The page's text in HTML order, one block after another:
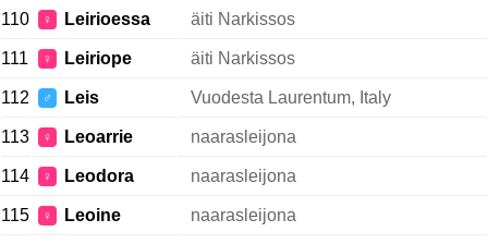
110 ♀ Leirioessa äiti Narkissos
111 ♀ Leiriope äiti Narkissos
112 ♂ Leis Vuodesta Laurentum, Italy
113 ♀ Leoarrie naarasleijona
114 ♀ Leodora naarasleijona
115 ♀ Leoine naarasleijona